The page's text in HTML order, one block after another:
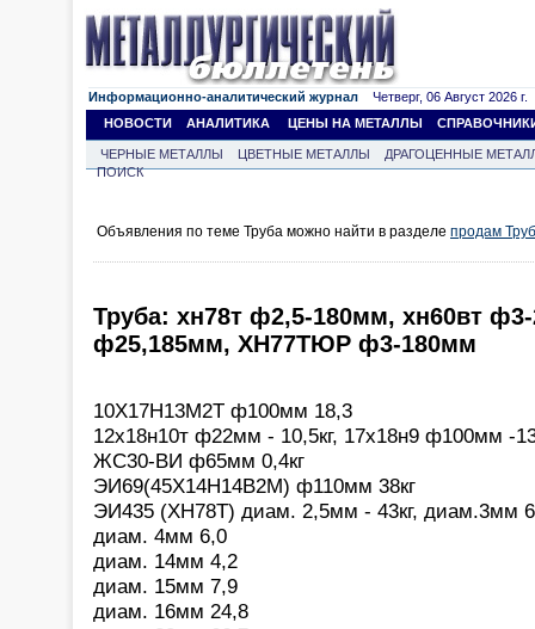
Информационно-аналитический журнал Четверг, 06 Август 2026 г.
НОВОСТИ
АНАЛИТИКА ЦЕНЫ НА МЕТАЛЛЫ
ЧЕРНЫЕ МЕТАЛЛЫ ЦВЕТНЫЕ МЕТАЛЛЫ
ДРАГОЦЕННЫЕ
ПОИСК
Объявления по теме Труба можно найти в разделе продам
Труба: хн78т ф2,5-180мм, хн60вт
ф25,185мм, ХН77ТЮР ф3-180мм
10Х17Н13М2Т ф100мм 18,3
12х18н10т ф22мм - 10,5кг, 17х18н9 ф100мм -
ЖС30-ВИ ф65мм 0,4кг
ЭИ69(45Х14Н14В2М) ф110мм 38кг
ЭИ435 (ХН78Т) диам. 2,5мм - 43кг, диам.3мм
диам. 4мм 6,0
диам. 14мм 4,2
диам. 15мм 7,9
диам. 16мм 24,8